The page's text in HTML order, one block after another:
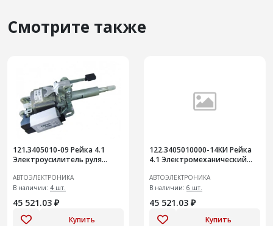
Смотрите также
121.3405010-09 Рейка 4.1
Электроусилитель руля
замена 121.340501000-04/05
АВТОЭЛЕКТРОНИКА
В наличии: 4 шт.
45 521.03 ₽
Купить
122.3405010000-14КИ Рейка
4.1 Электромеханический
122.3405010000-02А
АВТОЭЛЕКТРОНИКА
В наличии: 6 шт.
45 521.03 ₽
Купить